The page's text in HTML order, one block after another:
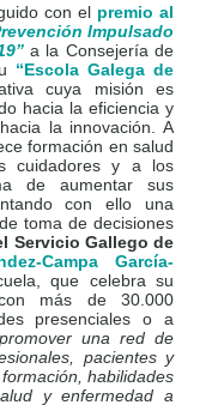
con el premio al
Impulsado
a la Consejería de
“Escola Galega de
cuya misión es
hacia la eficiencia y
la innovación. A
formación en salud
cuidadores y a los
de aumentar sus
con ello una
toma de decisiones
Servicio Gallego de
Campa García-
que celebra su
más de 30.000
presenciales o a
una red de
pacientes y
habilidades
y enfermedad a